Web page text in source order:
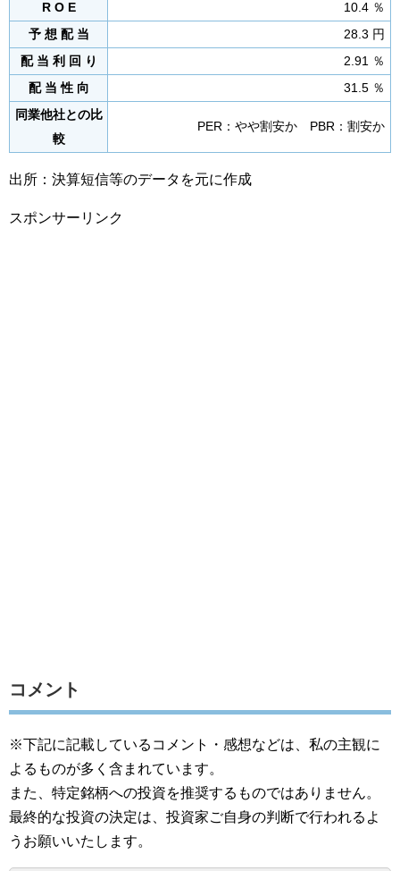
R O E
10.4 ％
予 想 配 当
28.3 円
配 当 利 回 り
2.91 ％
配 当 性 向
31.5 ％
同業他社との比
較
PER：やや割安か PBR：割安か
出所：決算短信等のデータを元に作成
スポンサーリンク
コメント
※下記に記載しているコメント・感想などは、私の主観に
よるものが多く含まれています。
また、特定銘柄への投資を推奨するものではありません。
最終的な投資の決定は、投資家ご自身の判断で行われるよ
うお願いいたします。